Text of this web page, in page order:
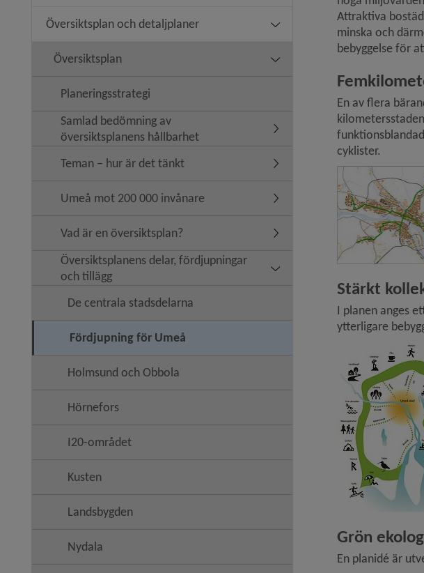
Översiktsplan och detaljplaner Undermeny för Översiktsplan och
Översiktsplan Undermeny för Översiktsplan
Planeringsstrategi
Samlad bedömning av
översiktsplanens hållbarhet
Undermeny för Samlad bedömning
Teman – hur är det tänkt Undermeny för Teman – hur är det
Umeå mot 200 000 invånare Undermeny för Umeå mot 200 000
Vad är en översiktsplan? Undermeny för Vad är en
Översiktsplanens delar, fördjupningar
och tillägg
Undermeny för Översiktsplanens
De centrala stadsdelarna
Fördjupning för Umeå
Holmsund och Obbola
Hörnefors
I20-området
Kusten
Landsbygden
Nydala
Attraktiva
minska och
bebyggelse för
En av flera
cyklister.
Stärkt
I planen anges
ytterligare
Grön
En planidé är